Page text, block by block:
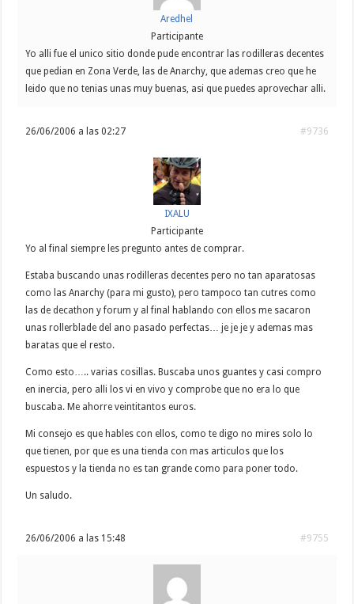
Aredhel
Participante
Yo alli fue el unico sitio donde pude encontrar las rodilleras decentes
que pedian en Zona Verde, las de Anarchy, que ademas creo que he
leido que no tenias unas muy buenas, asi que puedes aprovechar alli.
26/06/2006 a las 02:27 #9736
IXALU
Participante
Yo al final siempre les pregunto antes de comprar.
Estaba buscando unas rodilleras decentes pero no tan aparatosas
como las Anarchy (para mi gusto), pero tampoco tan cutres como
las de decathon y forum y al final hablando con ellos me sacaron
unas rollerblade del ano pasado perfectas… je je je y ademas mas
baratas que el resto.
Como esto….. varias cosillas. Buscaba unos guantes y casi compro
en inercia, pero alli los vi en vivo y comprobe que no era lo que
buscaba. Me ahorre veintitantos euros.
Mi consejo es que hables con ellos, como te digo no mires solo lo
que tienen, por que es una tienda con mas articulos que los
espuestos y la tienda no es tan grande como para poner todo.
Un saludo.
26/06/2006 a las 15:48 #9755